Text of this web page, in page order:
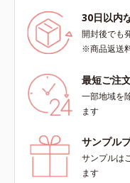
30日以内
開封後でも
※商品返送
最短ご注
一部地域を
ます
サンプル
サンプルは
ます